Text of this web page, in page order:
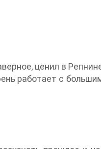
ценил в
работает с